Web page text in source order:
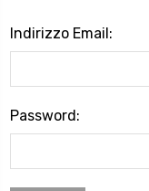
Indirizzo Email:
Password: